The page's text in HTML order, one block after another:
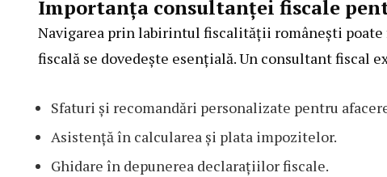
Importanța consultanței fiscale
Navigarea prin labirintul fiscalității românești
fiscală se dovedește esențială. Un consultant fiscal
Sfaturi și recomandări personalizate pentru
Asistență în calcularea și plata impozitelor.
Ghidare în depunerea declarațiilor fiscale.